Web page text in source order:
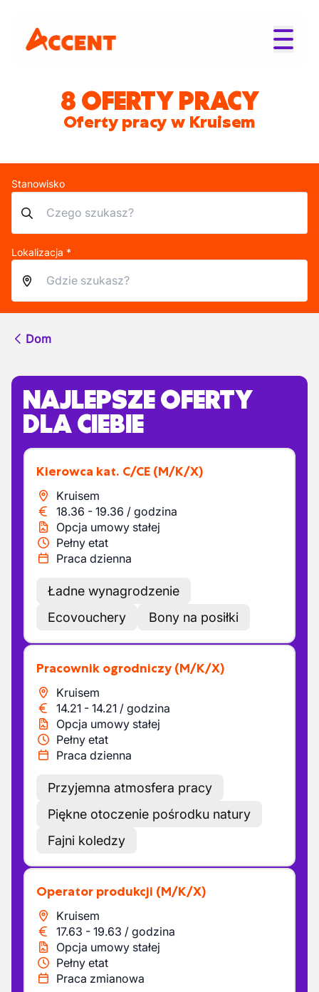
8 OFERTY PRACY
Oferty pracy w Kruisem
Stanowisko
Lokalizacja *
Dom
NAJLEPSZE OFERTY
DLA CIEBIE
Kierowca kat. C/CE (M/K/X)
Kruisem
18.36 - 19.36 / godzina
Opcja umowy stałej
Pełny etat
Praca dzienna
Ładne wynagrodzenie
Ecovouchery
Bony na posiłki
Pracownik ogrodniczy (M/K/X)
Kruisem
14.21 - 14.21 / godzina
Opcja umowy stałej
Pełny etat
Praca dzienna
Przyjemna atmosfera pracy
Piękne otoczenie pośrodku natury
Fajni koledzy
Operator produkcji (M/K/X)
Kruisem
17.63 - 19.63 / godzina
Opcja umowy stałej
Pełny etat
Praca zmianowa